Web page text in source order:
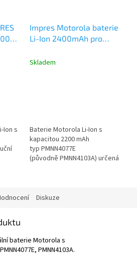
Ion s
Impres Motorola baterie
Li-Ion 2400mAh pro
DP3400 DP3600
Skladem
Baterie Motorola Li-Ion s
kapacitou 2200 mAh
typ PMNN4077E
(původně PMNN4103A) určená
Diskuze
baterie Motorola s
PMNN4103A.